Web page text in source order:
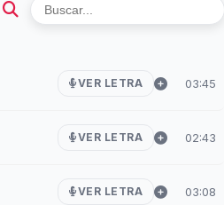
VER LETRA 03:45
VER LETRA 02:43
VER LETRA 03:08